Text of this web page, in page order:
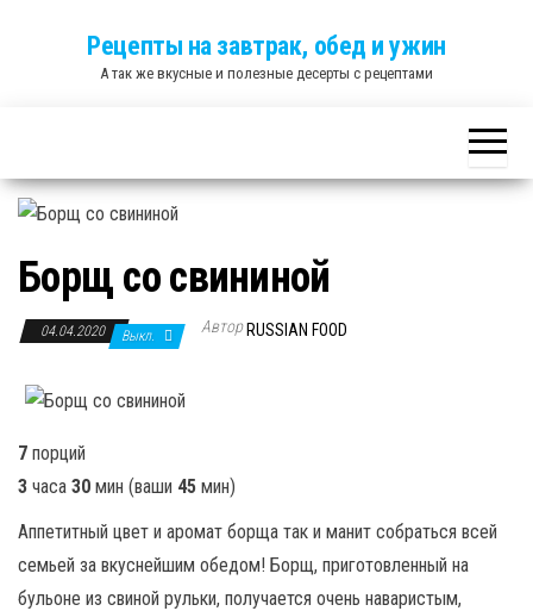
Рецепты на завтрак, обед и ужин
А так же вкусные и полезные десерты с рецептами
Борщ со свининой
04.04.2020 Выкл. Автор RUSSIAN FOOD
7 порций
3 часа 30 мин (ваши 45 мин)
Аппетитный цвет и аромат борща так и манит собраться всей
семьей за вкуснейшим обедом! Борщ, приготовленный на
бульоне из свиной рульки, получается очень наваристым,